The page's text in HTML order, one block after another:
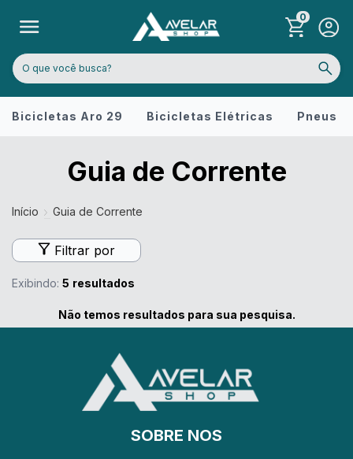
0
Bicicletas Aro 29 Bicicletas Elétricas Pneus
Guia de Corrente
Início Guia de Corrente
Filtrar por
Exibindo: 5 resultados
Não temos resultados para sua pesquisa.
SOBRE NOS